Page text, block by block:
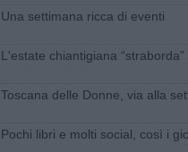
Una settimana ricca di eventi
L'estate chiantigiana “straborda”
Toscana delle Donne, via alla
Pochi libri e molti social, così i